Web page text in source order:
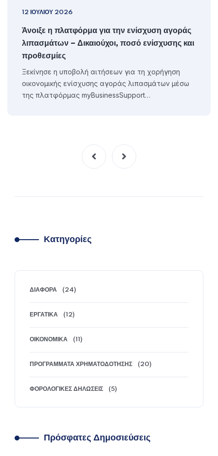
12 ΙΟΥΛΊΟΥ 2026
Άνοιξε η πλατφόρμα για την ενίσχυση αγοράς
λιπασμάτων – Δικαιούχοι, ποσό ενίσχυσης και
προθεσμίες
Ξεκίνησε η υποβολή αιτήσεων για τη χορήγηση
οικονομικής ενίσχυσης αγοράς λιπασμάτων μέσω
της πλατφόρμας myBusinessSupport…
Κατηγορίες
ΔΙΆΦΟΡΑ (24)
ΕΡΓΑΤΙΚΆ (12)
ΟΙΚΟΝΟΜΙΚΆ (11)
ΠΡΟΓΡΆΜΜΑΤΑ ΧΡΗΜΑΤΟΔΌΤΗΣΗΣ (20)
ΦΟΡΟΛΟΓΙΚΈΣ ΔΗΛΏΣΕΙΣ (5)
Πρόσφατες Δημοσιεύσεις